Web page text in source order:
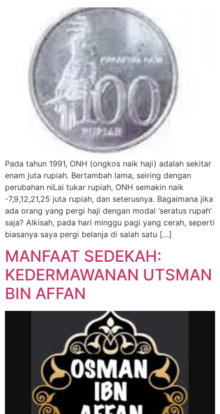
Pada tahun 1991, ONH (ongkos naik haji) adalah sekitar
enam juta rupiah. Bertambah lama, seiring dengan
perubahan niLai tukar rupiah, ONH semakin naik
-7,9,12,21,25 juta rupiah, dan seterusnya. Bagaimana jika
ada orang yang pergi haji dengan modal ‘seratus rupah’
saja? Alkisah, pada hari minggu pagi yang cerah, seperti
biasanya saya pergi belanja di salah satu […]
MANFAAT SEDEKAH:
KEDERMAWANAN UTSMAN
BIN AFFAN